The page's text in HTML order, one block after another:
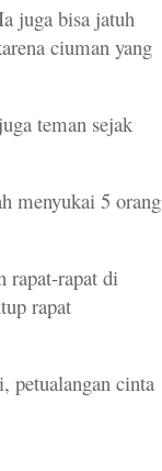
juga bisa jatuh
ciuman yang
teman sejak
menyukai 5 orang
rapat-rapat di
rapat
petualangan cinta